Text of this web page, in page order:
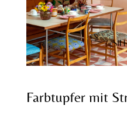
Farbtupfer mit